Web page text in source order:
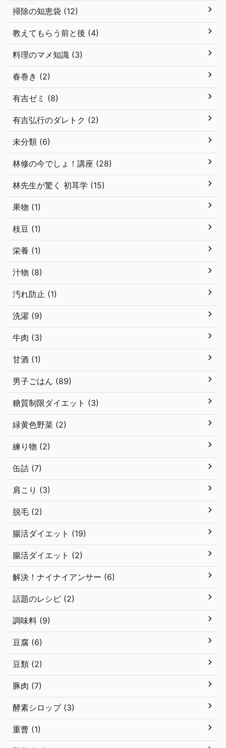
掃除の知恵袋 (12)
教えてもらう前と後 (4)
料理のマメ知識 (3)
春巻き (2)
有吉ゼミ (8)
有吉弘行のダレトク (2)
未分類 (6)
林修の今でしょ！講座 (28)
林先生が驚く 初耳学 (15)
果物 (1)
枝豆 (1)
栄養 (1)
汁物 (8)
汚れ防止 (1)
洗濯 (9)
牛肉 (3)
甘酒 (1)
男子ごはん (89)
糖質制限ダイエット (3)
緑黄色野菜 (2)
練り物 (2)
缶詰 (7)
肩こり (3)
脱毛 (2)
腸活ダイエット (19)
腸活ダイエット (2)
解決！ナイナイアンサー (6)
話題のレシピ (2)
調味料 (9)
豆腐 (6)
豆類 (2)
豚肉 (7)
酵素シロップ (3)
重曹 (1)